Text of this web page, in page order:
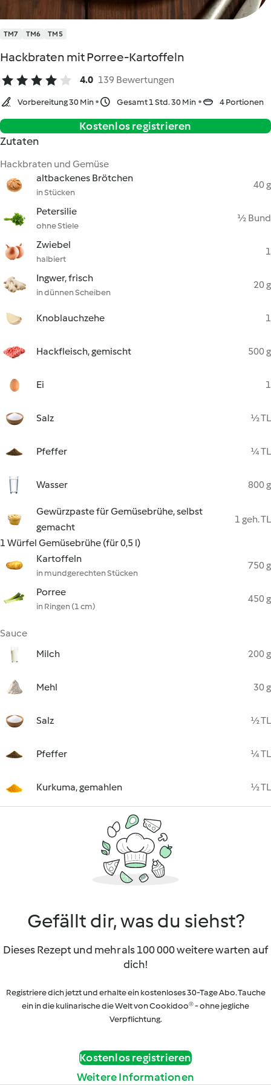
TM7 TM6 TM5
Hackbraten mit Porree-Kartoffeln
4.0 139 Bewertungen
Vorbereitung 30 Min Gesamt 1 Std. 30 Min 4 Portionen
Kostenlos registrieren
Zutaten
Hackbraten und Gemüse
altbackenes Brötchen
in Stücken
40 g
Petersilie
ohne Stiele
½ Bund
Zwiebel
halbiert
1
Ingwer, frisch
in dünnen Scheiben
20 g
Knoblauchzehe 1
Hackfleisch, gemischt 500 g
Ei 1
Salz ½ TL
Pfeffer ¼ TL
Wasser 800 g
Gewürzpaste für Gemüsebrühe, selbst
gemacht
1 geh. TL
1 Würfel Gemüsebrühe (für 0,5 l)
Kartoffeln
in mundgerechten Stücken
750 g
Porree
in Ringen (1 cm)
450 g
Sauce
Milch
200 g
Mehl 30 g
Salz ½ TL
Pfeffer ¼ TL
Kurkuma, gemahlen ½ TL
Gefällt dir, was du siehst?
Dieses Rezept und mehr als 100 000 weitere warten auf
dich!
Registriere dich jetzt und erhalte ein kostenloses 30-Tage Abo. Tauche
ein in die kulinarische die Welt von Cookidoo® - ohne jegliche
Verpflichtung.
Kostenlos registrieren
Weitere Informationen